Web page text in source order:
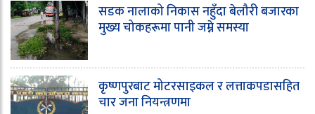
सडक नालाको निकास नहुँदा बेलौरी बजारका
मुख्य चोकहरूमा पानी जम्ने समस्या
कृष्णपुरबाट मोटरसाइकल र लत्ताकपडासहित
चार जना नियन्त्रणमा